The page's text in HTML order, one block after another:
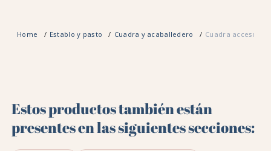
Home Establo y pasto Cuadra y acaballedero Cuadra
Estos productos también están
presentes en las siguientes secciones: